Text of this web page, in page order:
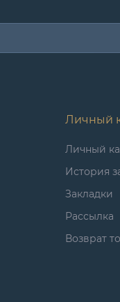
Личный
Личный
История
Закладки
Рассылка
Возврат